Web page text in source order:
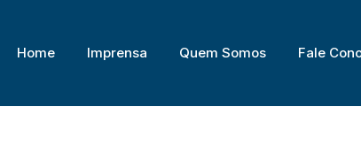
Home Imprensa Quem Somos Fale